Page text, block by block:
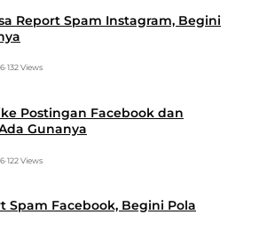
Report Spam Instagram, Begini
•132 Views
Postingan Facebook dan
Gunanya
•122 Views
Spam Facebook, Begini Pola